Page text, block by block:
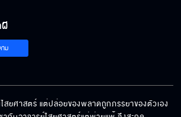
ม
ยศาสตร์ แต่ปล่อยของพลาดถูกภรรยาของตัวเอง